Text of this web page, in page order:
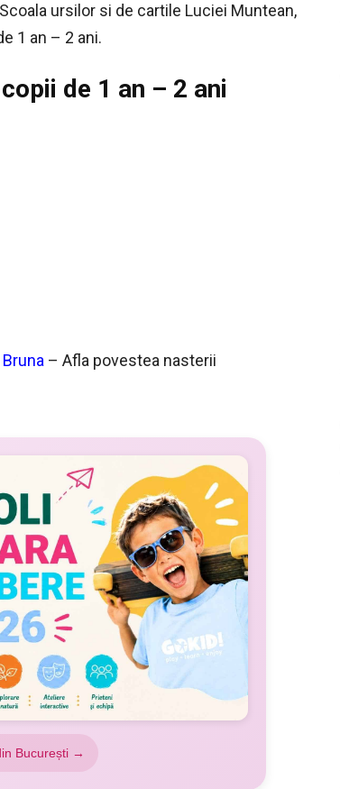
ursilor si de cartile Luciei Muntean,
1 an – 2 ani.
de 1 an – 2 ani
– Afla povestea nasterii
București →